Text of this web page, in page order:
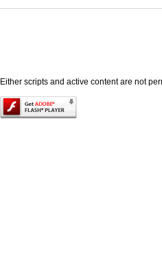
Either scripts and active content are not